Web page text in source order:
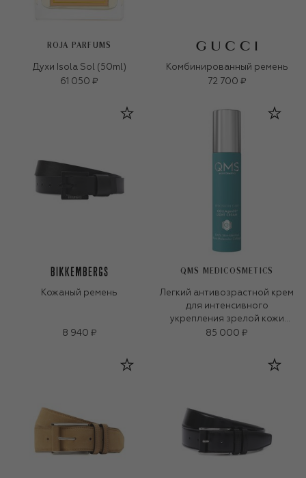
ROJA PARFUMS
Духи Isola Sol (50ml)
61 050 ₽
Комбинированный ремень
72 700 ₽
Кожаный ремень
8 940 ₽
QMS MEDICOSMETICS
Легкий антивозрастной крем
для интенсивного
укрепления зрелой кожи
«3D-коллаген» (50ml)
85 000 ₽